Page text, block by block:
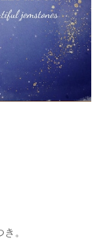
。